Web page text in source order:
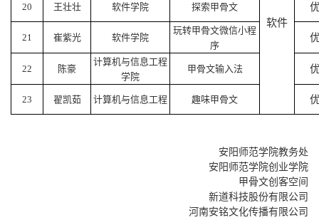
软件
20 王壮壮 软件学院 探索甲骨文
21 崔紫光 软件学院
玩转甲骨文微信小程
序
22 陈豪
计算机与信息工程
学院
甲骨文输入法
23 翟凯茹 计算机与信息工程 趣味甲骨文
安阳师范学院教务处
安阳师范学院创业学院
甲骨文创客空间
新道科技股份有限公司
河南安铭文化传播有限公司